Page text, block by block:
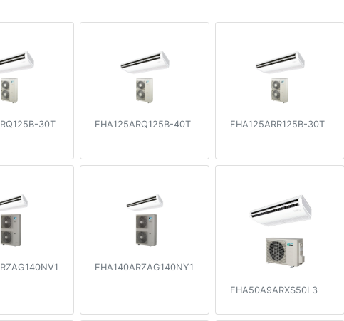
30T FHA125ARQ125B-40T FHA125ARR125B-30T
FHA140ARZAG140NY1
FHA50A9ARXS50L3